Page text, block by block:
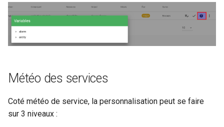
Météo des services
Coté météo de service, la personnalisation peut se faire
sur 3 niveaux :